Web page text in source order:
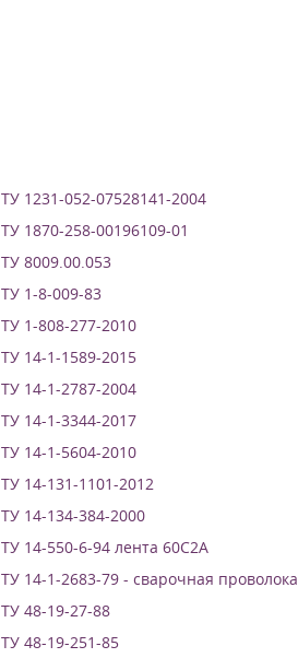
ТУ 1231-052-07528141-2004
ТУ 1870-258-00196109-01
ТУ 8009.00.053
ТУ 1-8-009-83
ТУ 1-808-277-2010
ТУ 14-1-1589-2015
ТУ 14-1-2787-2004
ТУ 14-1-3344-2017
ТУ 14-1-5604-2010
ТУ 14-131-1101-2012
ТУ 14-134-384-2000
ТУ 14-550-6-94 лента 60С2А
ТУ 14-1-2683-79 - сварочная проволока
ТУ 48-19-27-88
ТУ 48-19-251-85